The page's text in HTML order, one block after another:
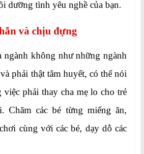
dưỡng tình yêu nghề của bạn.
và chịu đựng
ngành không như những ngành
phải thật tâm huyết, có thể nói
việc phải thay cha mẹ lo cho trẻ
Chăm các bé từng miếng ăn,
cùng với các bé, dạy dỗ các